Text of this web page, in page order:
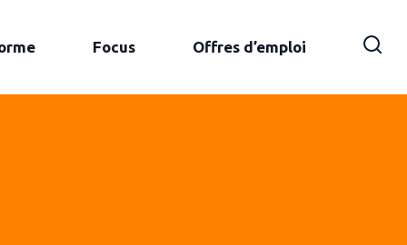
Focus Offres d’emploi